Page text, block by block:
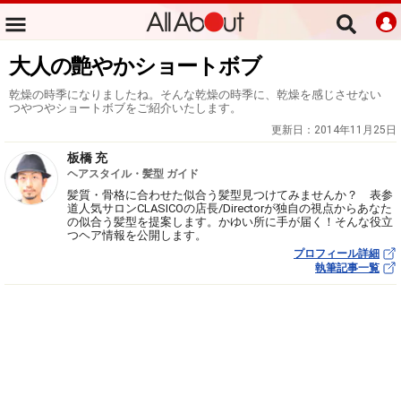
大人の艶やかショートボブ
乾燥の時季になりましたね。そんな乾燥の時季に、乾燥を感じさせない
つやつやショートボブをご紹介いたします。
更新日： 2014年11月25日
板橋 充
ヘアスタイル・髪型 ガイド
髪質・骨格に合わせた似合う髪型見つけてみませんか？ 表参
道人気サロンCLASICOの店長/Directorが独自の視点からあなた
の似合う髪型を提案します。かゆい所に手が届く！そんな役立
つヘア情報を公開します。
プロフィール詳細
執筆記事一覧